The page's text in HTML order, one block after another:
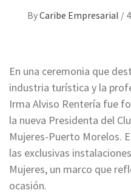
ByCaribe Empresarial /
En una ceremonia que
industria turística y la
Irma Alviso Rentería fue
la nueva Presidenta del
Mujeres-Puerto Morelos.
las exclusivas
Mujeres, un marco que
ocasión.